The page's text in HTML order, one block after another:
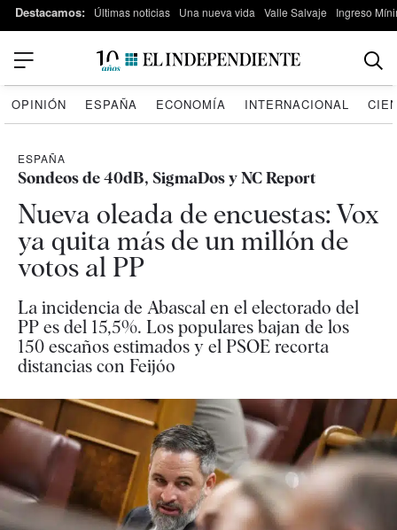
Destacamos: Últimas noticias Una nueva vida Valle Salvaje Ingreso
OPINIÓN ESPAÑA ECONOMÍA INTERNACIONAL
ESPAÑA
Sondeos de 40dB, SigmaDos y NC Report
Nueva oleada de encuestas: Vox
ya quita más de un millón de
votos al PP
La incidencia de Abascal en el electorado del
PP es del 15,5%. Los populares bajan de los
150 escaños estimados y el PSOE recorta
distancias con Feijóo